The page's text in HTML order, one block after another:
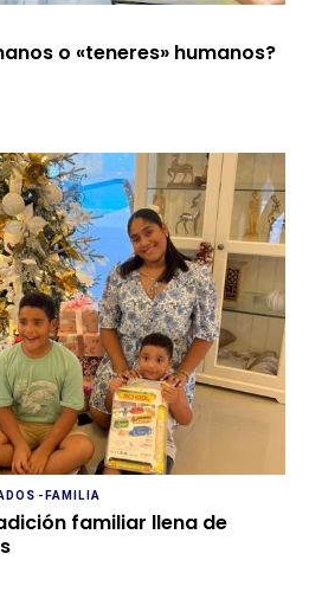
o «teneres» humanos?
-FAMILIA
familiar llena de